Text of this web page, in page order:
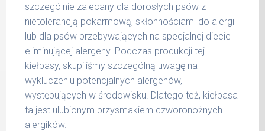
do 36
kg
800 g
do 50
kg
1000 g
do 65
kg
1200 g
Podane liczby są wartościami orientacyjnymi.
szczególnie zalecany dla dorosłych psów z
nietolerancją pokarmową, skłonnościami do alergii
lub dla psów przebywających na specjalnej diecie
eliminującej alergeny. Podczas produkcji tej
kiełbasy, skupiliśmy szczególną uwagę na
wykluczeniu potencjalnych alergenów,
występujących w środowisku. Dlatego też, kiełbasa
ta jest ulubionym przysmakiem czworonożnych
alergików.